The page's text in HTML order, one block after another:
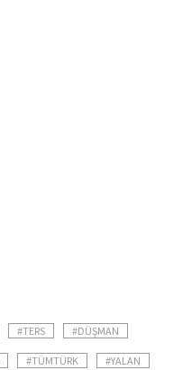
#TERS #DÜŞMAN
#TÜMTÜRK
#YALAN